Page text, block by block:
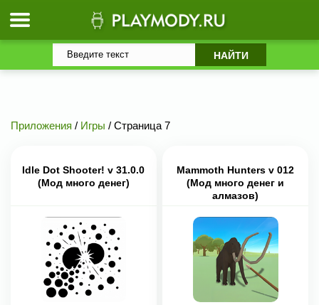
Приложения / Игры / Страница 7
Idle Dot Shooter! v 31.0.0
(Мод много денег)
Mammoth Hunters v 012
(Мод много денег и
алмазов)